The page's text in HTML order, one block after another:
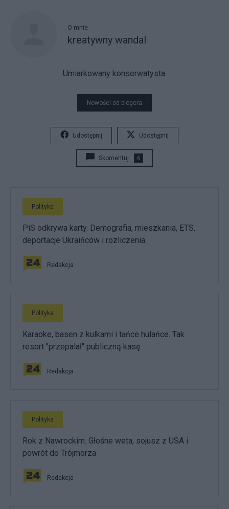
O mnie
kreatywny wandal
Umiarkowany konserwatysta.
Nowości od blogera
Udostępnij Udostępnij
Skomentuj 6
Polityka
PiS odkrywa karty. Demografia, mieszkania, ETS,
deportacje Ukraińców i rozliczenia
Redakcja
Polityka
Karaoke, basen z kulkami i tańce hulańce. Tak
resort "przepalał" publiczną kasę
Redakcja
Polityka
Rok z Nawrockim. Głośne weta, sojusz z USA i
powrót do Trójmorza
Redakcja